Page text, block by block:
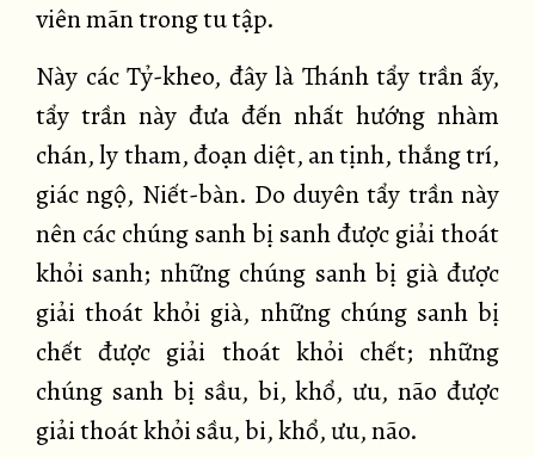
viên mãn trong tu tập.
Này các Tỷ-kheo, đây là Thánh tẩy trần ấy,
tẩy trần này đưa đến nhất hướng nhàm
chán, ly tham, đoạn diệt, an tịnh, thắng trí,
giác ngộ, Niết-bàn. Do duyên tẩy trần này
nên các chúng sanh bị sanh được giải thoát
khỏi sanh; những chúng sanh bị già được
giải thoát khỏi già, những chúng sanh bị
chết được giải thoát khỏi chết; những
chúng sanh bị sầu, bi, khổ, ưu, não được
giải thoát khỏi sầu, bi, khổ, ưu, não.